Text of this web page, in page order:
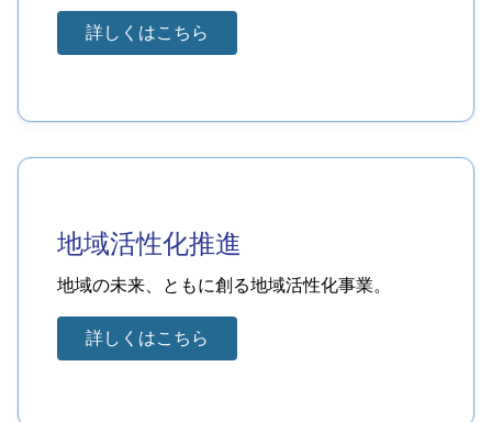
詳しくはこちら
地域活性化推進
地域の未来、ともに創る地域活性化事業。
詳しくはこちら